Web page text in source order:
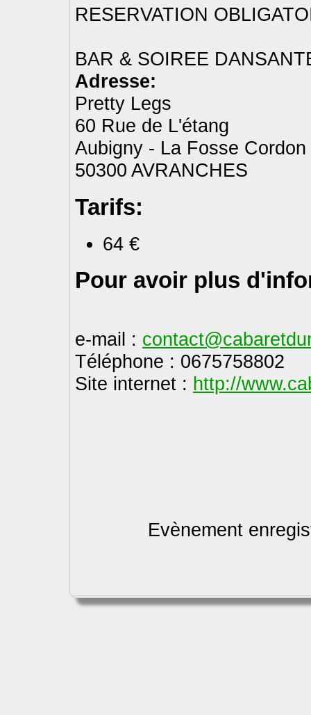
RESERVATION
BAR & SOIREE
Adresse:
Pretty Legs
60 Rue de L'étang
Aubigny - La Fosse
50300 AVRANCHES
Tarifs:
64 €
Pour avoir plus
e-mail :
Téléphone : 0675758802
Site internet : http://
Evènement